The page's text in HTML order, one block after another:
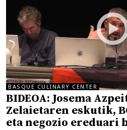
BASQUE CULINARY CENTER
BIDEOA: Josema
Zelaietaren eskutik,
eta negozio ereduari